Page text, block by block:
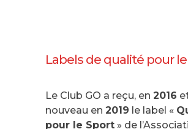
Labels de qualité pour
Le Club GO a reçu, en 2016
nouveau en 2019 le label «
pour le Sport » de